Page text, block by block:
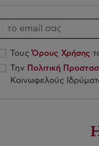
ΤουςΌρους Χρήσης
Την Πολιτική
Κοινωφελούς